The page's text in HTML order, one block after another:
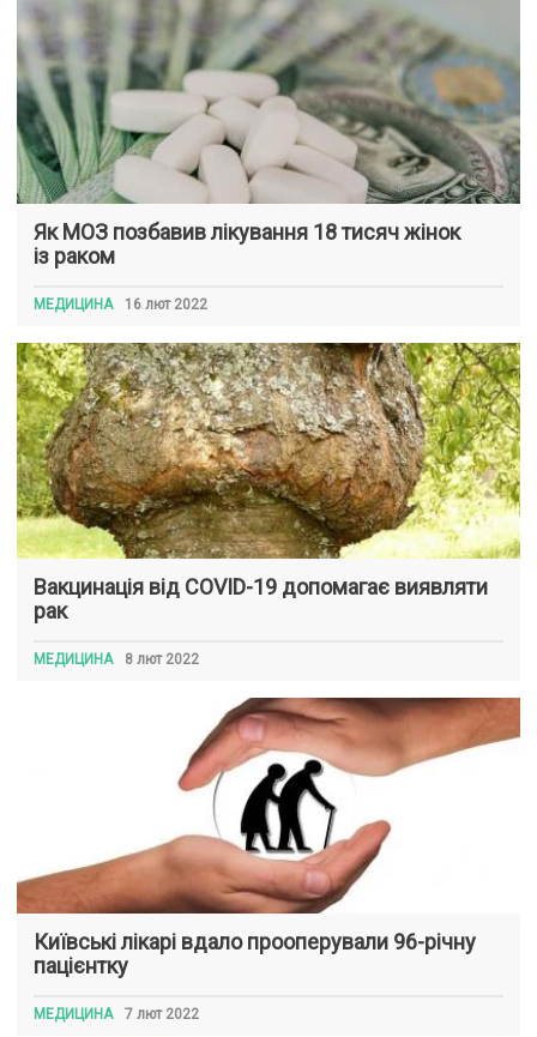
Як МОЗ позбавив лікування 18 тисяч жінок
із раком
МЕДИЦИНА 16 лют 2022
Вакцинація від COVID-19 допомагає виявляти
рак
МЕДИЦИНА 8 лют 2022
Київські лікарі вдало прооперували 96-річну
пацієнтку
МЕДИЦИНА 7 лют 2022